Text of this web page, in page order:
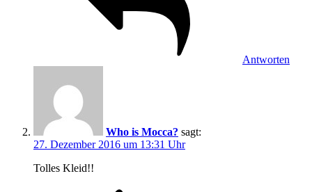
Antworten
Who is Mocca? sagt:
27. Dezember 2016 um 13:31 Uhr
Tolles Kleid!!